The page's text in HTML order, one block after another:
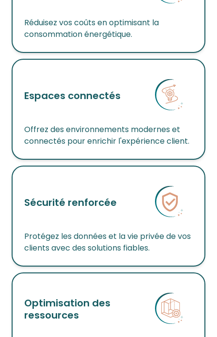
Réduisez vos coûts en optimisant la
consommation énergétique.
Espaces connectés
Offrez des environnements modernes et
connectés pour enrichir l'expérience client.
Sécurité renforcée
Protégez les données et la vie privée de vos
clients avec des solutions fiables.
Optimisation des
ressources